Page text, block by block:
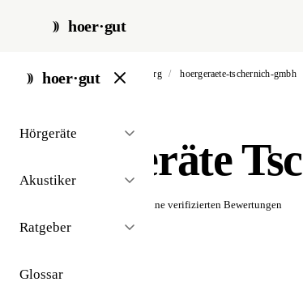
hoer·gut
hoer·gut
Hörgeräte
Akustiker
Ratgeber
Glossar
start / akustiker / amberg / hoergeraete-tschernich-gmbh
Hörgeräte
Noch keine verifizierten Bewertungen